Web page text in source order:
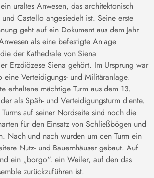
uraltes Anwesen, das architektonisch
Castello angesiedelt ist. Seine erste
geht auf ein Dokument aus dem Jahr
als eine befestigte Anlage
der Kathedrale von Siena
Erzdiözese Siena gehört. Im Ursprung war
eine Verteidigungs- und Militäranlage,
erhaltene mächtige Turm aus dem 13.
als Späh- und Verteidigungsturm diente.
Turms auf seiner Nordseite sind noch die
für den Einsatz von Schließbögen und
Nach und nach wurden um den Turm ein
Nutz- und Bauernhäuser gebaut. Auf
ein „borgo“, ein Weiler, auf den das
zurückzuführen ist.